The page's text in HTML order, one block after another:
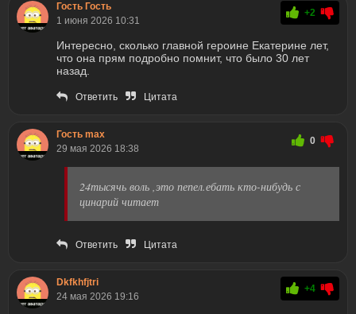
Гость Гость
1 июня 2026 10:31
+2
Интересно, сколько главной героине Екатерине лет,
что она прям подробно помнит, что было 30 лет
назад.
Ответить Цитата
Гость max
29 мая 2026 18:38
0
24тысячь воль ,это пепел.ебать кто-нибудь с
цинарий читает
Ответить Цитата
Dkfkhfjtri
24 мая 2026 19:16
+4